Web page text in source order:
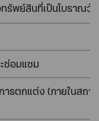
รัพย์สินที่เป็นโบราณวั
ซ่อมแซม
รตกแต่ง (ภายในสถา